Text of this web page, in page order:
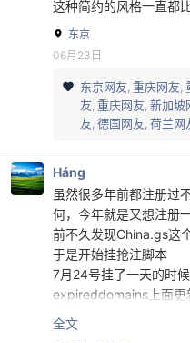
这种简约的风格一直都
东京
06月23日
东京网友 重庆网友
友 重庆网友 新加坡
友 德国网友 荷兰网
Háng
虽然很多年前都注册过
何，今年就是又想注册
前不久发现China.gs这
于是开始挂抢注脚本
7月24号挂了一天的时
expireddomains上面更
了，脚本是在windows
本自己登录状态过期关闭
全文